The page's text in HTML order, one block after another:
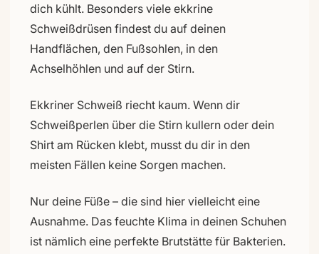
dich kühlt. Besonders viele ekkrine
Schweißdrüsen findest du auf deinen
Handflächen, den Fußsohlen, in den
Achselhöhlen und auf der Stirn.
Ekkriner Schweiß riecht kaum. Wenn dir
Schweißperlen über die Stirn kullern oder dein
Shirt am Rücken klebt, musst du dir in den
meisten Fällen keine Sorgen machen.
Nur deine Füße – die sind hier vielleicht eine
Ausnahme. Das feuchte Klima in deinen Schuhen
ist nämlich eine perfekte Brutstätte für Bakterien.